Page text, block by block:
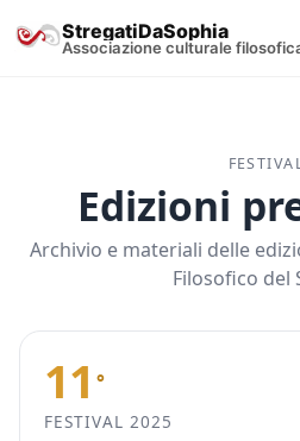
StregatiDaSophia
Associazione culturale
Edizioni
Archivio e materiali delle
Filosofico del
11 °
FESTIVAL 2025